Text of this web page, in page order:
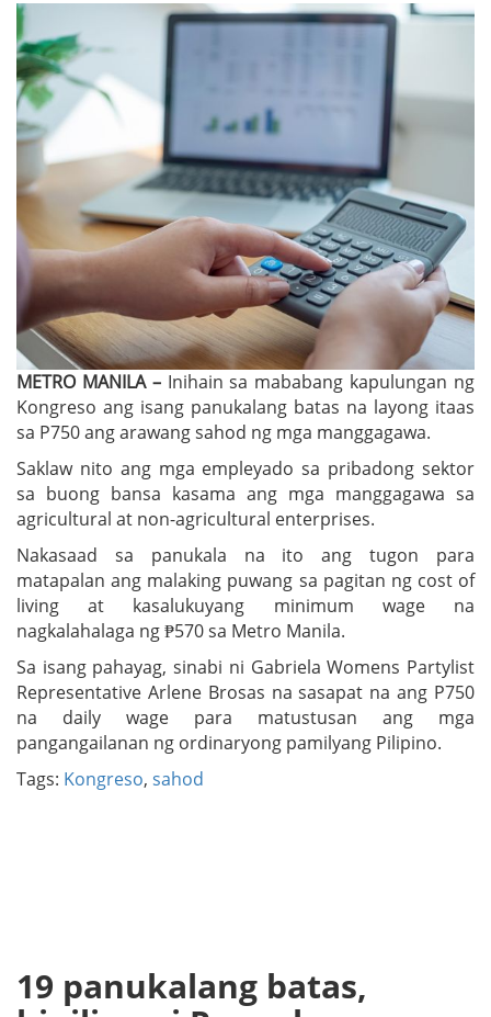
METRO MANILA – Inihain sa mababang kapulungan ng
Kongreso ang isang panukalang batas na layong itaas
sa P750 ang arawang sahod ng mga manggagawa.
Saklaw nito ang mga empleyado sa pribadong sektor
sa buong bansa kasama ang mga manggagawa sa
agricultural at non-agricultural enterprises.
Nakasaad sa panukala na ito ang tugon para
matapalan ang malaking puwang sa pagitan ng cost of
living at kasalukuyang minimum wage na
nagkalahalaga ng ₱570 sa Metro Manila.
Sa isang pahayag, sinabi ni Gabriela Womens Partylist
Representative Arlene Brosas na sasapat na ang P750
na daily wage para matustusan ang mga
pangangailanan ng ordinaryong pamilyang Pilipino.
Tags: Kongreso, sahod
19 panukalang batas,